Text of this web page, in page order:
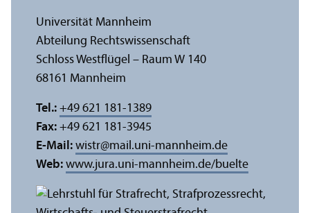
Universität Mannheim
Abteilung Rechts­wissenschaft
Schloss Westflügel – Raum W 140
68161 Mannheim
Tel.: +49 621 181-1389
Fax: +49 621 181-3945
E-Mail: wistr@mail.uni-mannheim.de
Web: www.jura.uni-mannheim.de/buelte